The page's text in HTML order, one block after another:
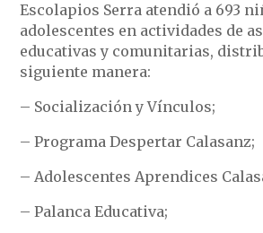
Escolapios Serra atendió a 693
adolescentes en actividades de
educativas y comunitarias,
siguiente manera:
– Socialización y Vínculos;
– Programa Despertar Calasanz;
– Adolescentes Aprendices
– Palanca Educativa;